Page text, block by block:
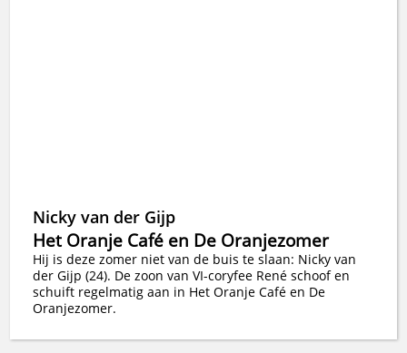
Nicky van der Gijp
Het Oranje Café en De Oranjezomer
Hij is deze zomer niet van de buis te slaan: Nicky van
der Gijp (24). De zoon van VI-coryfee René schoof en
schuift regelmatig aan in Het Oranje Café en De
Oranjezomer.